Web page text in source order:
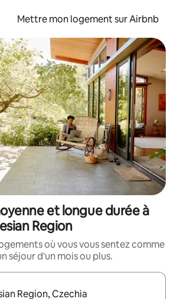
Mettre mon logement sur Airbnb
et longue durée à
Region
où vous vous sentez comme
séjour d'un mois ou plus.
s'affichent, utilisez les flèches vers le